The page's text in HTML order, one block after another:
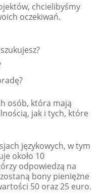
chcielibyśmy
oczekiwań.
osób, która mają
jak i tych, które
językowych, w tym
około 10
odpowiedzą na
bony pieniężne
50 oraz 25 euro.